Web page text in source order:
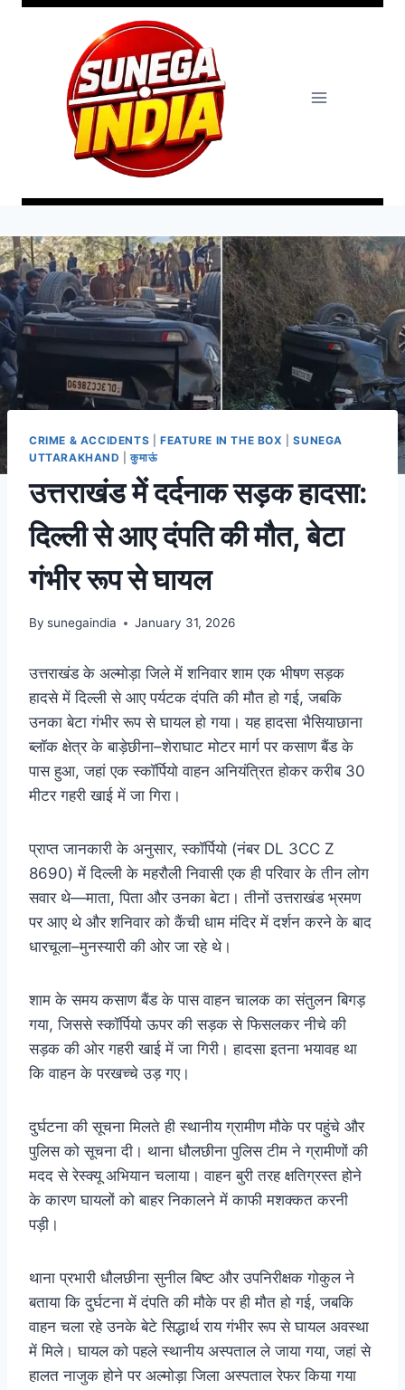
CRIME & ACCIDENTS FEATURE IN THE BOX |SUNEGA
UTTARAKHAND
|कुमाऊं
उत्तराखंड में दर्दनाक सड़क हादसा:
दिल्ली से आए दंपति की मौत, बेटा
गंभीर रूप से घायल
By sunegaindia January 31, 2026
उत्तराखंड के अल्मोड़ा जिले में शनिवार शाम एक भीषण सड़क
हादसे में दिल्ली से आए पर्यटक दंपति की मौत हो गई, जबकि
उनका बेटा गंभीर रूप से घायल हो गया। यह हादसा भैसियाछाना
ब्लॉक क्षेत्र के बाड़ेछीना–शेराघाट मोटर मार्ग पर कसाण बैंड के
पास हुआ, जहां एक स्कॉर्पियो वाहन अनियंत्रित होकर करीब 30
मीटर गहरी खाई में जा गिरा।
प्राप्त जानकारी के अनुसार, स्कॉर्पियो (नंबर DL 3CC Z
8690) में दिल्ली के महरौली निवासी एक ही परिवार के तीन लोग
सवार थे—माता, पिता और उनका बेटा। तीनों उत्तराखंड भ्रमण
पर आए थे और शनिवार को कैंची धाम मंदिर में दर्शन करने के बाद
धारचूला–मुनस्यारी की ओर जा रहे थे।
शाम के समय कसाण बैंड के पास वाहन चालक का संतुलन बिगड़
गया, जिससे स्कॉर्पियो ऊपर की सड़क से फिसलकर नीचे की
सड़क की ओर गहरी खाई में जा गिरी। हादसा इतना भयावह था
कि वाहन के परखच्चे उड़ गए।
दुर्घटना की सूचना मिलते ही स्थानीय ग्रामीण मौके पर पहुंचे और
पुलिस को सूचना दी। थाना धौलछीना पुलिस टीम ने ग्रामीणों की
मदद से रेस्क्यू अभियान चलाया। वाहन बुरी तरह क्षतिग्रस्त होने
के कारण घायलों को बाहर निकालने में काफी मशक्कत करनी
पड़ी।
थाना प्रभारी धौलछीना सुनील बिष्ट और उपनिरीक्षक गोकुल ने
बताया कि दुर्घटना में दंपति की मौके पर ही मौत हो गई, जबकि
वाहन चला रहे उनके बेटे सिद्धार्थ राय गंभीर रूप से घायल अवस्था
में मिले। घायल को पहले स्थानीय अस्पताल ले जाया गया, जहां से
हालत नाजुक होने पर अल्मोड़ा जिला अस्पताल रेफर किया गया